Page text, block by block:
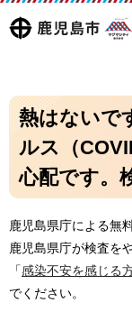
鹿児島
マグ
マシ
熱はないで
ルス（
心配です。
鹿児島県庁による無
鹿児島県庁が検査を
「感染不安を感じる
でください。